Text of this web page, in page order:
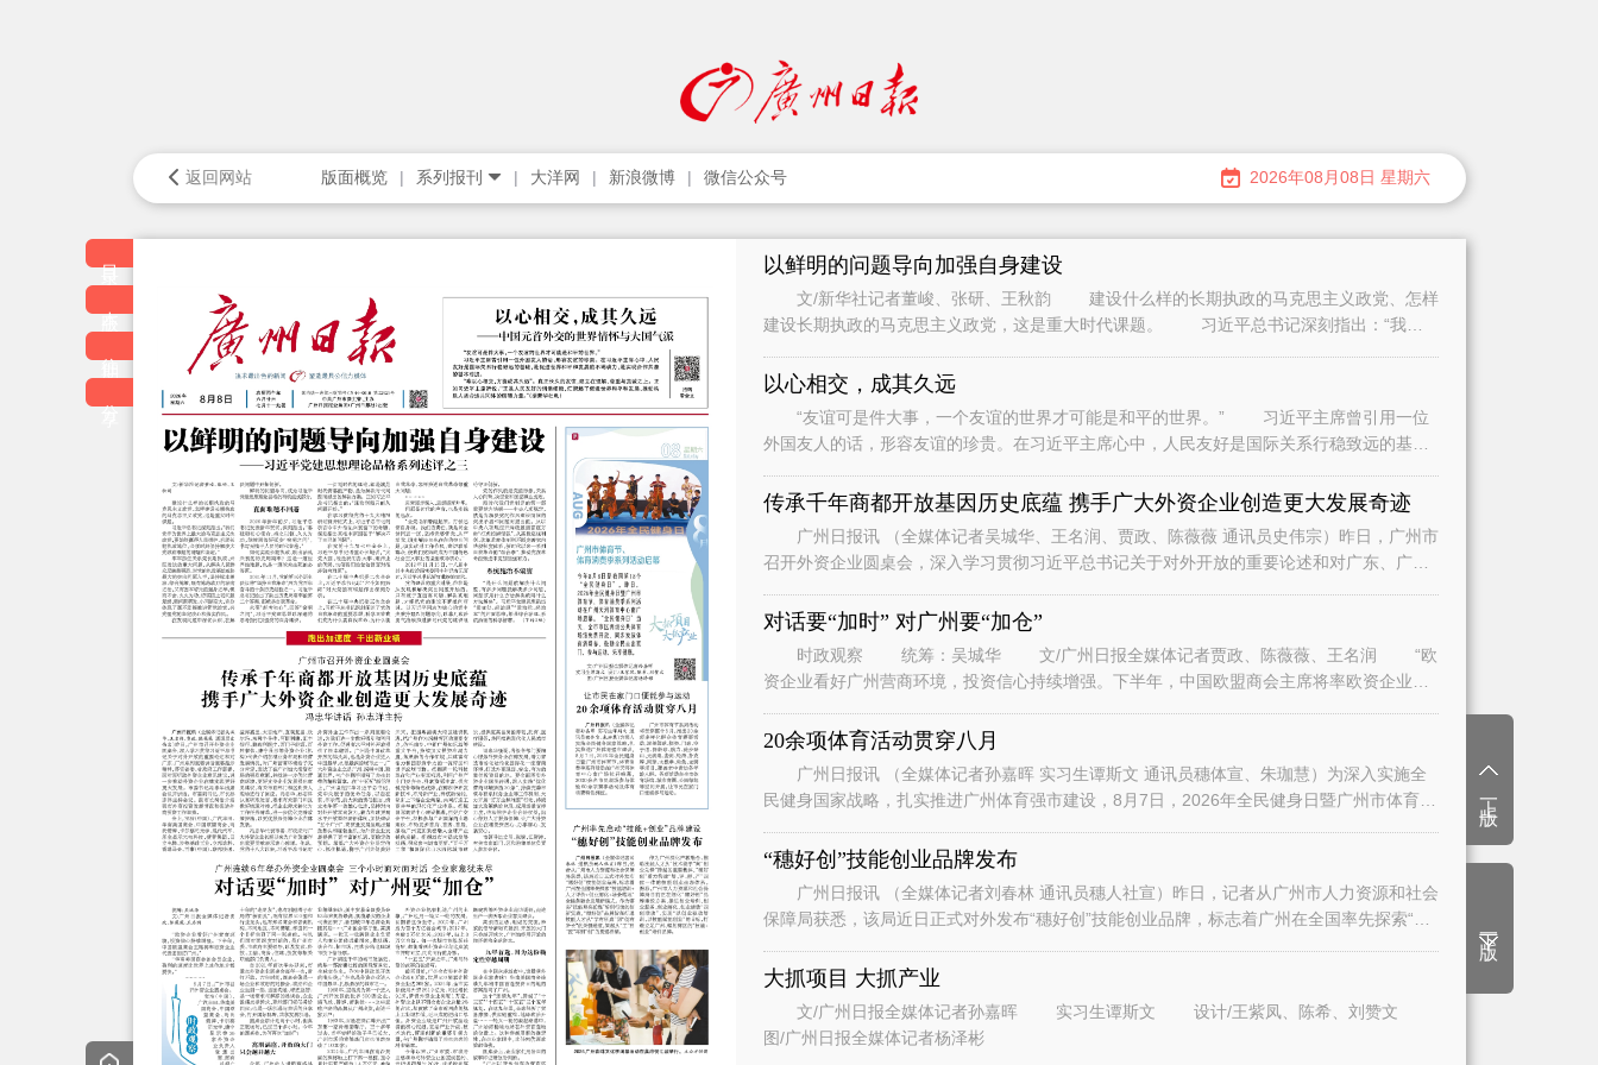
返回网站 版面概览 系列报刊 大洋网 新浪微博 微信公众号 2026年08月08日 星期六
以鲜明的问题导向加强自身建设
文/新华社记者董峻、张研、王秋韵 建设什么样的长期执政的马克思主义政党、怎样
建设长期执政的马克思主义政党，这是重大时代课题。 习近平总书记深刻指出：“我们
以心相交，成其久远
“友谊可是件大事，一个友谊的世界才可能是和平的世界。” 习近平主席曾引用一位
外国友人的话，形容友谊的珍贵。在习近平主席心中，人民友好是国际关系行稳致远的基
传承千年商都开放基因历史底蕴 携手广大外资企业创造更大发展奇迹
广州日报讯 （全媒体记者吴城华、王名润、贾政、陈薇薇 通讯员史伟宗）昨日，广州市
召开外资企业圆桌会，深入学习贯彻习近平总书记关于对外开放的重要论述和对广东、广州
对话要“加时” 对广州要“加仓”
时政观察 统筹：吴城华 文/广州日报全媒体记者贾政、陈薇薇、王名润 “欧
资企业看好广州营商环境，投资信心持续增强。下半年，中国欧盟商会主席将率欧资企业代
20余项体育活动贯穿八月
广州日报讯 （全媒体记者孙嘉晖 实习生谭斯文 通讯员穗体宣、朱珈慧）为深入实施全
民健身国家战略，扎实推进广州体育强市建设，8月7日，2026年全民健身日暨广州市体育
“穗好创”技能创业品牌发布
广州日报讯 （全媒体记者刘春林 通讯员穗人社宣）昨日，记者从广州市人力资源和社会
保障局获悉，该局近日正式对外发布“穗好创”技能创业品牌，标志着广州在全国率先探索“技
大抓项目 大抓产业
文/广州日报全媒体记者孙嘉晖 实习生谭斯文 设计/王紫凤、陈希、刘赞文
图/广州日报全媒体记者杨泽彬